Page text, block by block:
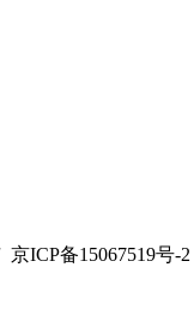
京ICP备15067519号-2